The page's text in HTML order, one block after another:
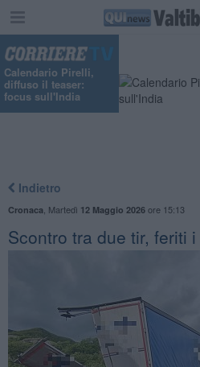
Calendario Pirelli,
diffuso il teaser:
focus sull'India
Indietro
Cronaca Martedì 12 Maggio 2026ore 15:13
Scontro tra due tir, feriti